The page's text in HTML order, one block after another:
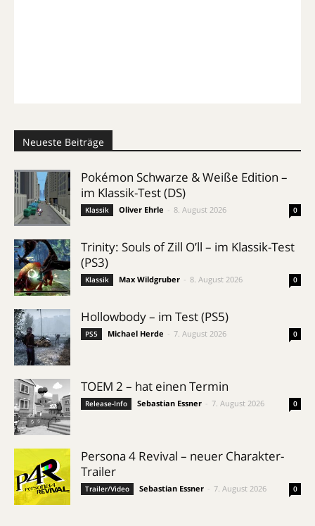
Neueste Beiträge
Pokémon Schwarze & Weiße Edition –
im Klassik-Test (DS)
Klassik Oliver Ehrle 8. August 2026 0
Trinity: Souls of Zill O’ll – im Klassik-Test
(PS3)
Klassik Max Wildgruber 8. August 2026 0
Hollowbody – im Test (PS5)
PS5 Michael Herde 7. August 2026 0
TOEM 2 – hat einen Termin
Release-Info Sebastian Essner 7. August 2026 0
Persona 4 Revival – neuer Charakter-
Trailer
Trailer/Video Sebastian Essner 7. August 2026 0